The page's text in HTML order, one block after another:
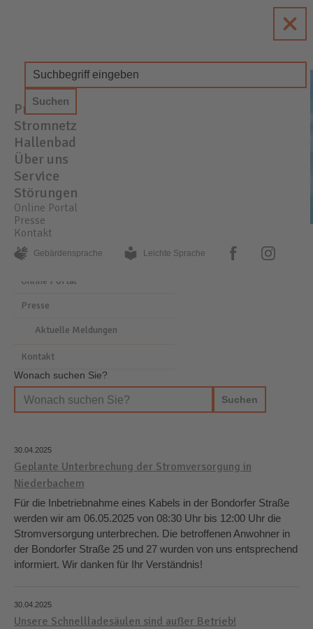
enewa
Online Portal
Presse
Kontakt
Gebärden­sprache Leichte Sprache facebook instagram
Produkte
Stromnetz
Hallenbad
Über uns
Service
Störungen
Online Portal
Presse
Aktuelle Meldungen
Kontakt
Wonach suchen Sie?
30.04.2025
Geplante Unterbrechung der Stromversorgung in
Niederbachem
Für die Inbetriebnahme eines Kabels in der Bondorfer Straße
werden wir am 06.05.2025 von 08:30 Uhr bis 12:00 Uhr die
Stromversorgung unterbrechen. Die betroffenen Anwohner in
der Bondorfer Straße 25 und 27 wurden von uns entsprechend
informiert. Wir danken für Ihr Verständnis!
30.04.2025
Unsere Schnellladesäulen sind außer Betrieb!